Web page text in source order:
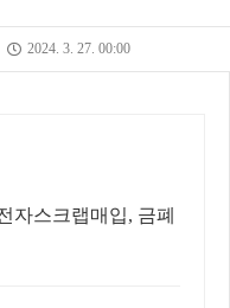
2024. 3. 27. 00:00
자스크랩매입, 금폐